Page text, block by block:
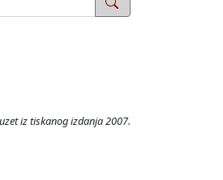
iz tiskanog izdanja 2007.